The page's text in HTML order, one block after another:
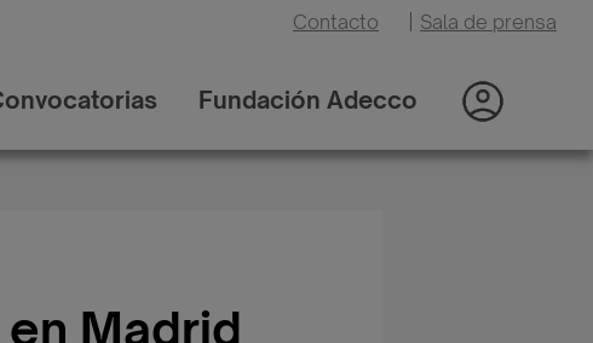
Contacto Sala de prensa
Fundación Adecco
Madrid